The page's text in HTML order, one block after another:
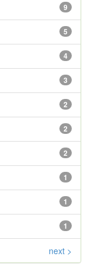
9
5
4
3
2
2
2
1
1
1
next >